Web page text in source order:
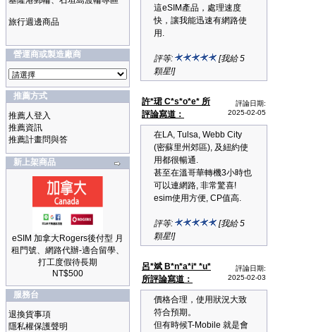
旅行週邊商品
營運商或製造廠商
推薦方式
推薦人登入
推薦資訊
推薦計畫問與答
新上架商品
eSIM 加拿大Rogers後付型 月
租門號、網路代辦-適合留學、
打工度假待長期
NT$500
服務台
退換貨事項
隱私權保護聲明
這eSIM產品，處理速度
快，讓我能迅速有網路使
用.
評等:
[我給 5
顆星!]
許*珺 C*s*o*e* 所
評論寫道：
評論日期:
2025-02-05
在LA, Tulsa, Webb City
(密蘇里州郊區), 及紐約使
用都很暢通.
甚至在溫哥華轉機3小時也
可以連網路, 非常驚喜!
esim使用方便, CP值高.
評等:
[我給 5
顆星!]
呂*斌 B*n*a*i* *u*
所評論寫道：
評論日期:
2025-02-03
價格合理，使用狀況大致
符合預期。
但有時候T-Mobile 就是會